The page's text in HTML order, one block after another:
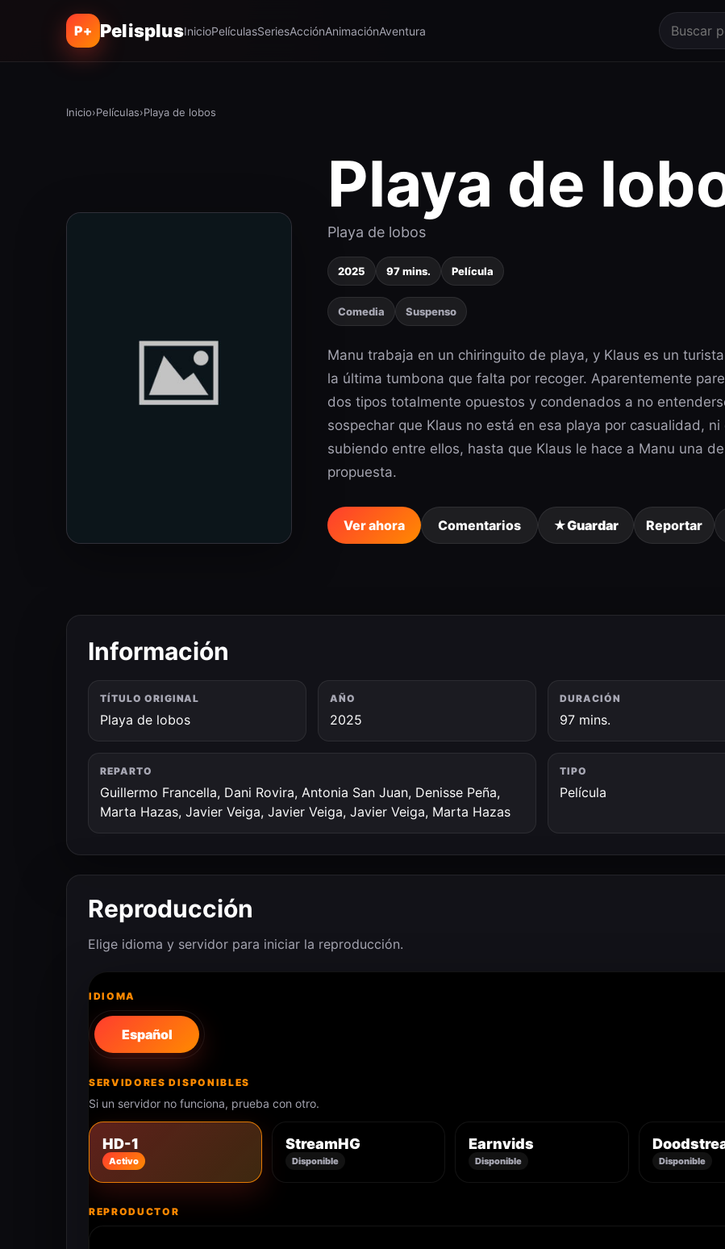
P+ PelisplusInicioPelículasSeriesAcciónAnimaciónAventura
Inicio›Películas›Playa de lobos
Playa de
Playa de lobos
2025 97 mins. Película
Comedia Suspenso
Manu trabaja en un chiringuito de playa, y Klaus es un
la última tumbona que falta por recoger. Aparentemente
dos tipos totalmente opuestos y condenados a no
sospechar que Klaus no está en esa playa por casualidad,
subiendo entre ellos, hasta que Klaus le hace a Manu una
propuesta.
Ver ahora Comentarios ★Guardar Reportar
Información
TÍTULO ORIGINAL
Playa de lobos
AÑO
2025
DURACIÓN
97 mins.
REPARTO
Guillermo Francella, Dani Rovira, Antonia San Juan, Denisse Peña,
Marta Hazas, Javier Veiga, Javier Veiga, Javier Veiga, Marta Hazas
TIPO
Película
Reproducción
Elige idioma y servidor para iniciar la reproducción.
IDIOMA
Español
SERVIDORES DISPONIBLES
Si un servidor no funciona, prueba con otro.
HD-1
Activo
StreamHG
Disponible
Earnvids
Disponible Disponible
REPRODUCTOR